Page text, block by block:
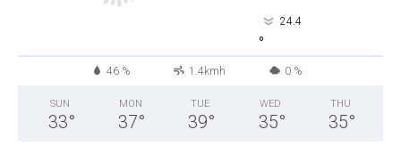
24.4
°
46 % 1.4kmh 0 %
SUN
33°
MON
37°
TUE
39°
WED
35°
THU
35°